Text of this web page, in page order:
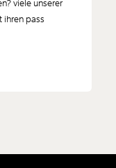
viele unserer
ihren pass